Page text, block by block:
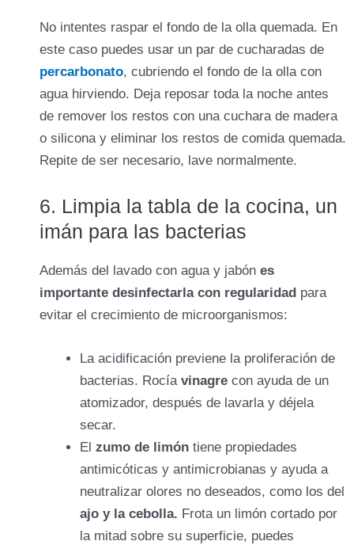
No intentes raspar el fondo de la olla quemada. En
este caso puedes usar un par de cucharadas de
percarbonato, cubriendo el fondo de la olla con
agua hirviendo. Deja reposar toda la noche antes
de remover los restos con una cuchara de madera
o silicona y eliminar los restos de comida quemada.
Repite de ser necesario, lave normalmente.
6. Limpia la tabla de la cocina, un
imán para las bacterias
Además del lavado con agua y jabón es
importante desinfectarla con regularidad para
evitar el crecimiento de microorganismos:
La acidificación previene la proliferación de
bacterias. Rocía vinagre con ayuda de un
atomizador, después de lavarla y déjela
secar.
El zumo de limón tiene propiedades
antimicóticas y antimicrobianas y ayuda a
neutralizar olores no deseados, como los del
ajo y la cebolla. Frota un limón cortado por
la mitad sobre su superficie, puedes